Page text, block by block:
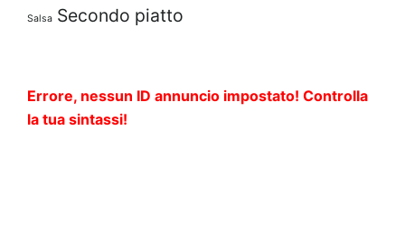
Salsa Secondo piatto
Errore, nessun ID annuncio impostato! Controlla
la tua sintassi!